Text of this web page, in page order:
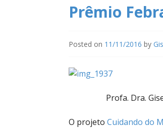
Prêmio
Posted on 11/11/2016 by
Profa. Dra.
O projeto Cuidando do